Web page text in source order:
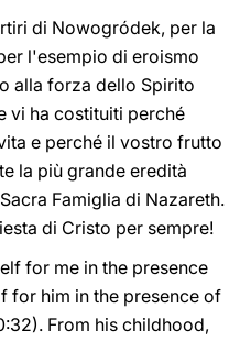
di Nowogródek, per la
l'esempio di eroismo
alla forza dello Spirito
vi ha costituiti perché
e perché il vostro frutto
la più grande eredità
Famiglia di Nazareth.
di Cristo per sempre!
for me in the presence
for him in the presence of
From his childhood,